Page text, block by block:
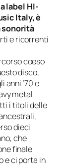
label HI-
Italy, è
sonorità
e ricorrenti
coeso
disco,
anni ’70 e
metal
i titoli delle
dieci
che
finale
e ci porta in